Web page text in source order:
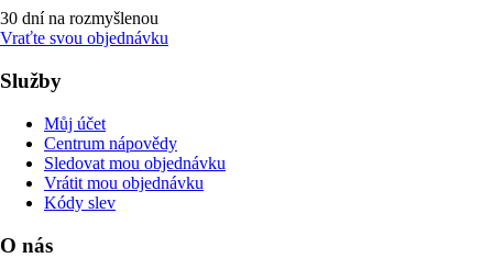
30 dní na rozmyšlenou
Vraťte svou objednávku
Služby
Můj účet
Centrum nápovědy
Sledovat mou objednávku
Vrátit mou objednávku
Kódy slev
O nás